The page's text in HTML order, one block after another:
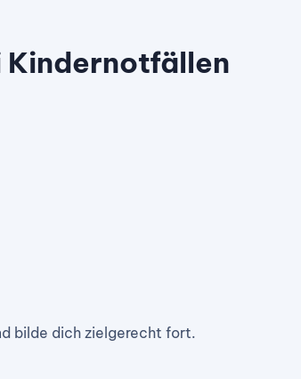
Kindernotfällen
bilde dich zielgerecht fort.